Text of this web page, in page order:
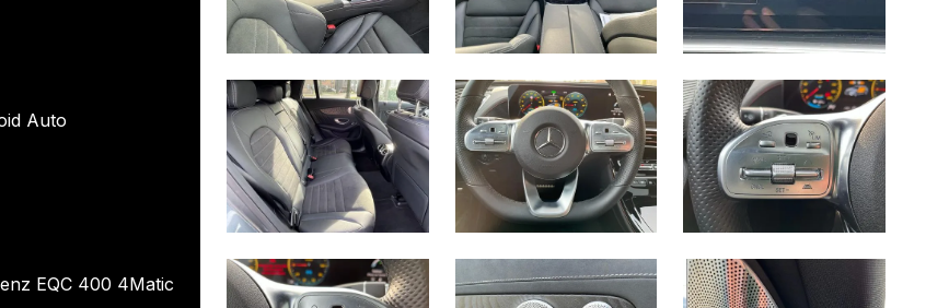
Auto
EQC 400 4Matic